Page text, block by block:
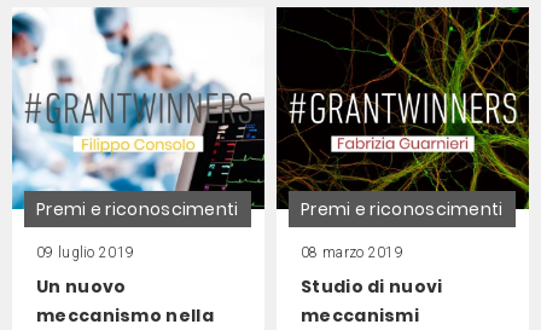
Premi e riconoscimenti
09 luglio 2019
Un nuovo
meccanismo nella
Premi e riconoscimenti
08 marzo 2019
Studio di nuovi
meccanismi